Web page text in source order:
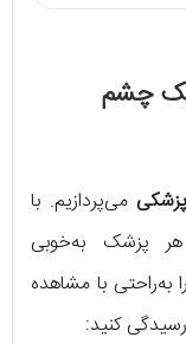
چشم
می‌پردازیم. با
پزشک به‌خوبی
به‌راحتی با مشاهده
کنید: